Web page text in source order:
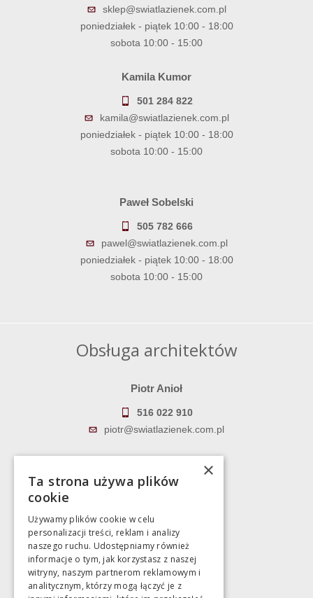
sklep@swiatlazienek.com.pl
poniedziałek - piątek 10:00 - 18:00
sobota 10:00 - 15:00
Kamila Kumor
501 284 822
kamila@swiatlazienek.com.pl
poniedziałek - piątek 10:00 - 18:00
sobota 10:00 - 15:00
Paweł Sobelski
505 782 666
pawel@swiatlazienek.com.pl
poniedziałek - piątek 10:00 - 18:00
sobota 10:00 - 15:00
Obsługa architektów
Piotr Anioł
516 022 910
piotr@swiatlazienek.com.pl
783 043 083
Magazyn
Bartycka 24/26 Hala 100
00-716 Warszawa
×
Ta strona używa plików
cookie
Używamy plików cookie w celu
personalizacji treści, reklam i analizy
naszego ruchu. Udostępniamy również
informacje o tym, jak korzystasz z naszej
witryny, naszym partnerom reklamowym i
analitycznym, którzy mogą łączyć je z